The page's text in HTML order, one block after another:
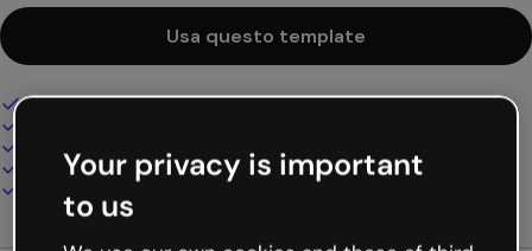
Usa questo template
Design interattivo e animato
Presenta, condividi o pubblica online
Scarica in PDF, MP4 e altri formati
Your privacy is important
to us